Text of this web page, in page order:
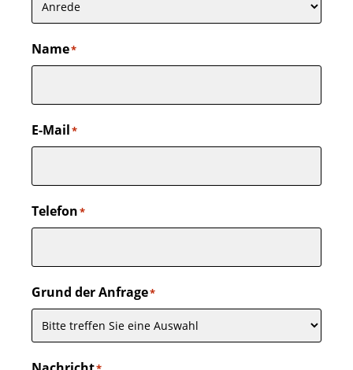
Name*
E-Mail*
Telefon*
Grund der Anfrage*